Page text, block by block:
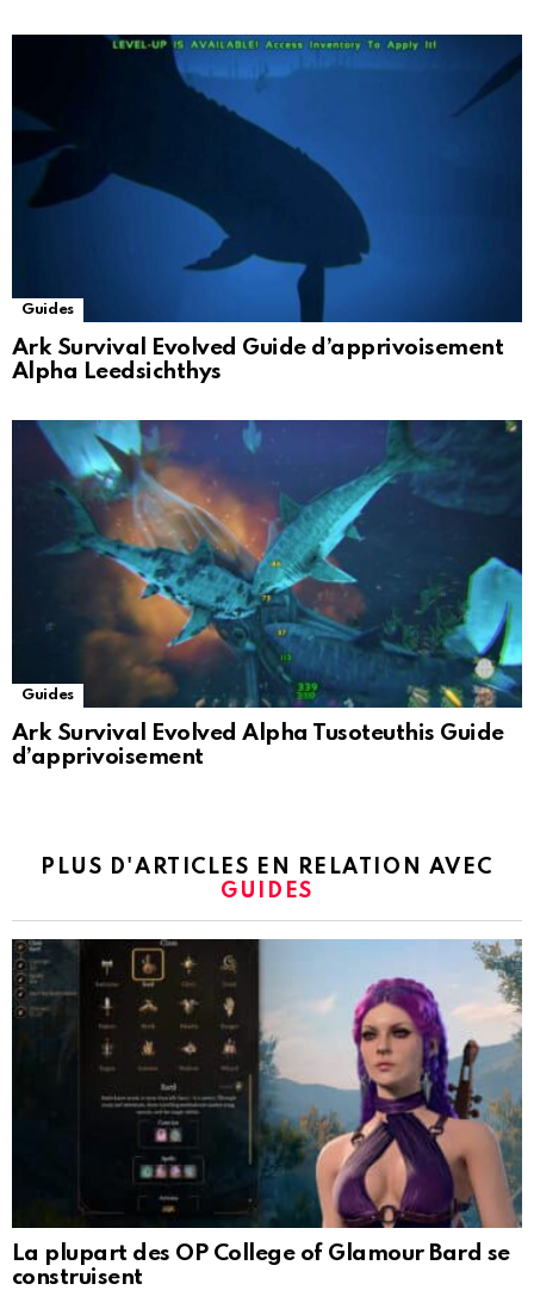
Guides
Ark Survival Evolved Guide d’apprivoisement
Alpha Leedsichthys
Guides
Ark Survival Evolved Alpha Tusoteuthis Guide
d’apprivoisement
PLUS D'ARTICLES EN RELATION AVEC
GUIDES
La plupart des OP College of Glamour Bard se
construisent